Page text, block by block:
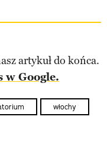
artykuł do końca.
w Google.
włochy